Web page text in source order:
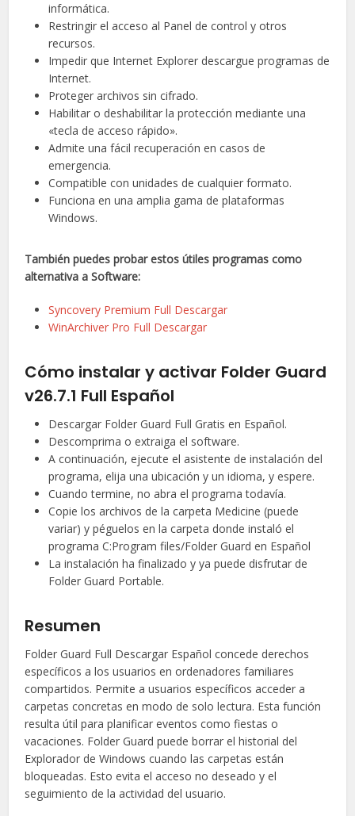
informática.
Restringir el acceso al Panel de control y otros
recursos.
Impedir que Internet Explorer descargue programas de
Internet.
Proteger archivos sin cifrado.
Habilitar o deshabilitar la protección mediante una
«tecla de acceso rápido».
Admite una fácil recuperación en casos de
emergencia.
Compatible con unidades de cualquier formato.
Funciona en una amplia gama de plataformas
Windows.
También puedes probar estos útiles programas como
alternativa a Software:
Syncovery Premium Full Descargar
WinArchiver Pro Full Descargar
Cómo instalar y activar Folder Guard
v26.7.1 Full Español
Descargar Folder Guard Full Gratis en Español.
Descomprima o extraiga el software.
A continuación, ejecute el asistente de instalación del
programa, elija una ubicación y un idioma, y espere.
Cuando termine, no abra el programa todavía.
Copie los archivos de la carpeta Medicine (puede
variar) y péguelos en la carpeta donde instaló el
programa C:Program files/Folder Guard en Español
La instalación ha finalizado y ya puede disfrutar de
Folder Guard Portable.
Resumen
Folder Guard Full Descargar Español concede derechos
específicos a los usuarios en ordenadores familiares
compartidos. Permite a usuarios específicos acceder a
carpetas concretas en modo de solo lectura. Esta función
resulta útil para planificar eventos como fiestas o
vacaciones. Folder Guard puede borrar el historial del
Explorador de Windows cuando las carpetas están
bloqueadas. Esto evita el acceso no deseado y el
seguimiento de la actividad del usuario.